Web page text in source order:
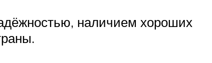
наличием хороших